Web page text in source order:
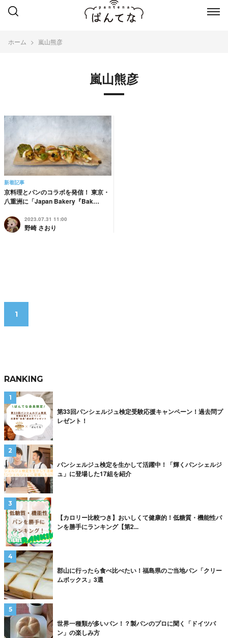
ホーム 嵐山熊彦
嵐山熊彦
新着記事
京料理とパンのコラボを発信！ 東京・
八重洲に「Japan Bakery『Bak…
2023.07.31 11:00
野崎 さおり
1
RANKING
第33回パンシェルジュ検定受験応援キャンペーン！過去問プ
レゼント！
パンシェルジュ検定を生かして活躍中！「輝くパンシェルジ
ュ」に登場した17組を紹介
【カロリー比較つき】おいしくて健康的！低糖質・機能性パ
ンを勝手にランキング【第2...
郡山に行ったら食べ比べたい！福島県のご当地パン「クリー
ムボックス」3選
世界一種類が多いパン！？製パンのプロに聞く「ドイツパ
ン」の楽しみ方